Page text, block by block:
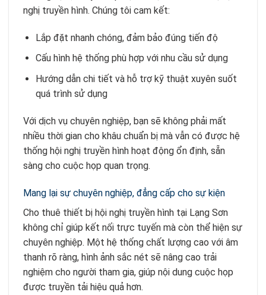
nghị truyền hình. Chúng tôi cam kết:
Lắp đặt nhanh chóng, đảm bảo đúng tiến độ
Cấu hình hệ thống phù hợp với nhu cầu sử dụng
Hướng dẫn chi tiết và hỗ trợ kỹ thuật xuyên suốt
quá trình sử dụng
Với dịch vụ chuyên nghiệp, bạn sẽ không phải mất
nhiều thời gian cho khâu chuẩn bị mà vẫn có được hệ
thống hội nghị truyền hình hoạt động ổn định, sẵn
sàng cho cuộc họp quan trọng.
Mang lại sự chuyên nghiệp, đẳng cấp cho sự kiện
Cho thuê thiết bị hội nghị truyền hình tại Lạng Sơn
không chỉ giúp kết nối trực tuyến mà còn thể hiện sự
chuyên nghiệp. Một hệ thống chất lượng cao với âm
thanh rõ ràng, hình ảnh sắc nét sẽ nâng cao trải
nghiệm cho người tham gia, giúp nội dung cuộc họp
được truyền tải hiệu quả hơn.